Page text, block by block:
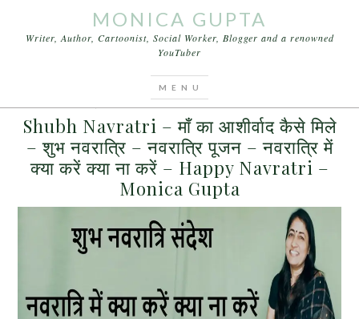
MONICA GUPTA
Writer, Author, Cartoonist, Social Worker, Blogger and a renowned
YouTuber
Shubh Navratri – माँ का आशीर्वाद कैसे मिले
– शुभ नवरात्रि – नवरात्रि पूजन – नवरात्रि में
क्या करें क्या ना करें – Happy Navratri –
Monica Gupta